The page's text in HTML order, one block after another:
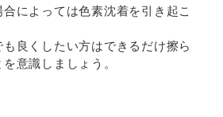
によっては色素沈着を引き起こ
良くしたい方はできるだけ擦ら
意識しましょう。